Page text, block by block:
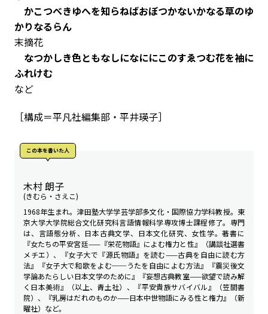
かこつべきゆへを知らねばおぼつかないかなる草のゆ
かりなるらん
末摘花
なつかしき色ともなしになににこのすゑつむ花を袖に
ふれけむ
など
［構成＝平凡社編集部・平井瑛子］
この本を書いた人
木村 朗子
(きむら・さえこ)
1968年生まれ。津田塾大学学芸学部多文化・国際協力学科教授。東
京大学大学院総合文化研究科言語情報科学専攻博士課程修了。専門
は、言語態分析、日本古典文学、日本文化研究、女性学。著書に
『女たちの平安宮廷——『栄花物語』によむ権力と性』（講談社選書
メチエ）、『女子大で『源氏物語』を読む——古典を自由に読む方
法』『女子大で和歌をよむ──うたを自由によむ方法』『震災後文
学論――あたらしい日本文学のために』『妄想古典教室——欲望で読み解
く日本美術』（以上、青土社）、『平安貴族サバイバル』（笠間書
院）、『乳房はだれのものか——日本中世物語にみる性と権力』（新
曜社）など。